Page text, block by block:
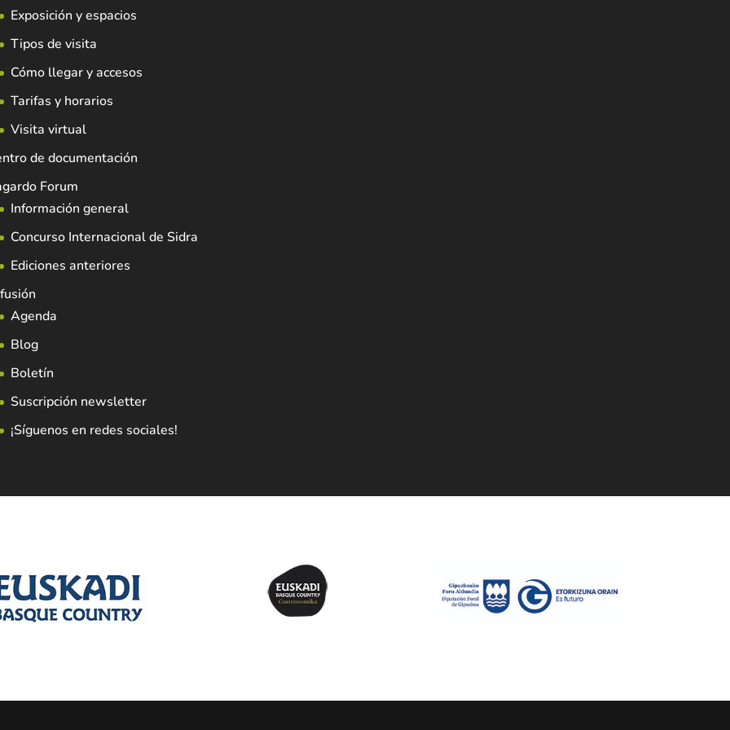
Exposición y espacios
Tipos de visita
Cómo llegar y accesos
Tarifas y horarios
Visita virtual
de documentación
Forum
Información general
Concurso Internacional de Sidra
Ediciones anteriores
Agenda
Blog
Boletín
Suscripción newsletter
¡Síguenos en redes sociales!